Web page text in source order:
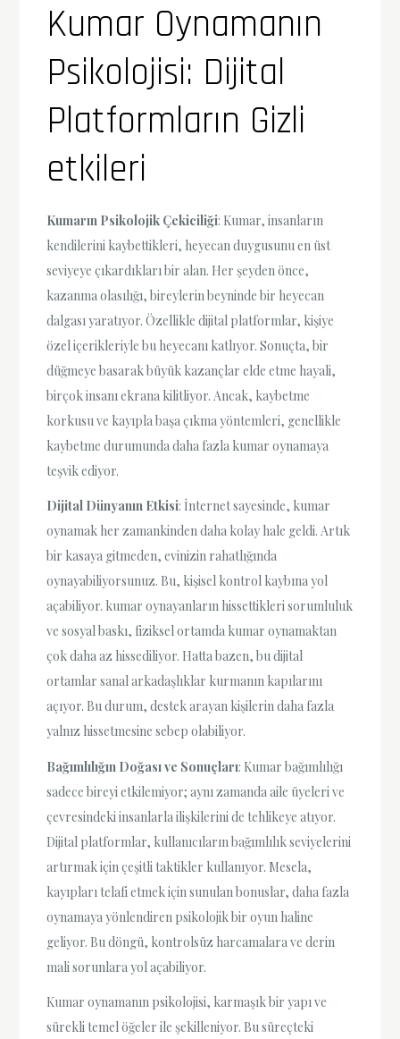
Kumar Oynamanın
Psikolojisi: Dijital
Platformların Gizli
etkileri
Kumarın Psikolojik Çekiciliği: Kumar, insanların
kendilerini kaybettikleri, heyecan duygusunu en üst
seviyeye çıkardıkları bir alan. Her şeyden önce,
kazanma olasılığı, bireylerin beyninde bir heyecan
dalgası yaratıyor. Özellikle dijital platformlar, kişiye
özel içerikleriyle bu heyecanı katlıyor. Sonuçta, bir
düğmeye basarak büyük kazançlar elde etme hayali,
birçok insanı ekrana kilitliyor. Ancak, kaybetme
korkusu ve kayıpla başa çıkma yöntemleri, genellikle
kaybetme durumunda daha fazla kumar oynamaya
teşvik ediyor.
Dijital Dünyanın Etkisi: İnternet sayesinde, kumar
oynamak her zamankinden daha kolay hale geldi. Artık
bir kasaya gitmeden, evinizin rahatlığında
oynayabiliyorsunuz. Bu, kişisel kontrol kaybına yol
açabiliyor. kumar oynayanların hissettikleri sorumluluk
ve sosyal baskı, fiziksel ortamda kumar oynamaktan
çok daha az hissediliyor. Hatta bazen, bu dijital
ortamlar sanal arkadaşlıklar kurmanın kapılarını
açıyor. Bu durum, destek arayan kişilerin daha fazla
yalnız hissetmesine sebep olabiliyor.
Bağımlılığın Doğası ve Sonuçları: Kumar bağımlılığı
sadece bireyi etkilemiyor; aynı zamanda aile üyeleri ve
çevresindeki insanlarla ilişkilerini de tehlikeye atıyor.
Dijital platformlar, kullanıcıların bağımlılık seviyelerini
artırmak için çeşitli taktikler kullanıyor. Mesela,
kayıpları telafi etmek için sunulan bonuslar, daha fazla
oynamaya yönlendiren psikolojik bir oyun haline
geliyor. Bu döngü, kontrolsüz harcamalara ve derin
mali sorunlara yol açabiliyor.
Kumar oynamanın psikolojisi, karmaşık bir yapı ve
sürekli temel öğeler ile şekilleniyor. Bu süreçteki